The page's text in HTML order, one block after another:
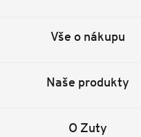
Vše o nákupu
Naše produkty
O Zuty